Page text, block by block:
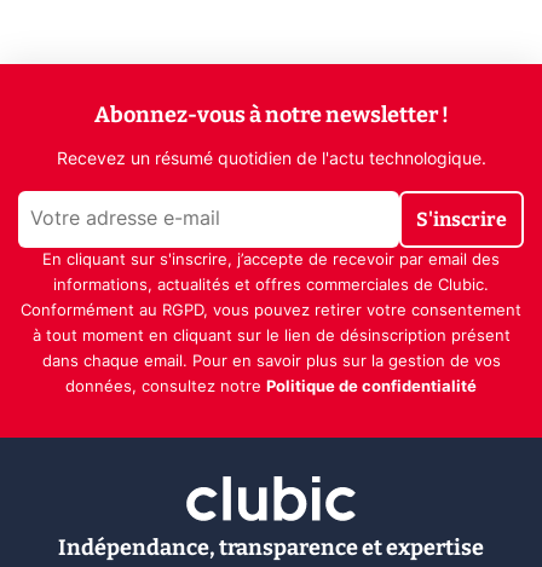
Abonnez-vous à notre newsletter !
Recevez un résumé quotidien de l'actu technologique.
S'inscrire
En cliquant sur s'inscrire, j’accepte de recevoir par email des
informations, actualités et offres commerciales de Clubic.
Conformément au RGPD, vous pouvez retirer votre consentement
à tout moment en cliquant sur le lien de désinscription présent
dans chaque email. Pour en savoir plus sur la gestion de vos
données, consultez notre Politique de confidentialité
Indépendance, transparence et expertise